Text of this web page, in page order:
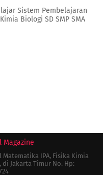
Sistem Pembelajaran
Biologi SD SMP SMA
IPA, Fisika Kimia
di Jakarta Timur No. Hp: